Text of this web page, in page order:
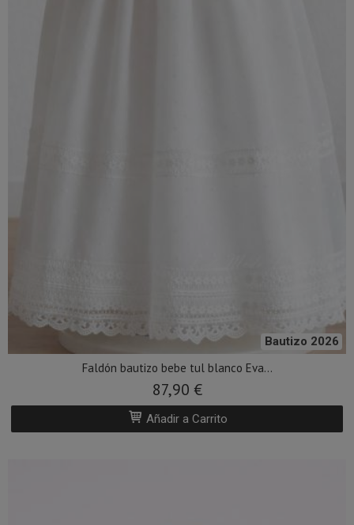
Bautizo 2026
Faldón bautizo bebe tul blanco Eva...
87,90 €
Añadir a Carrito